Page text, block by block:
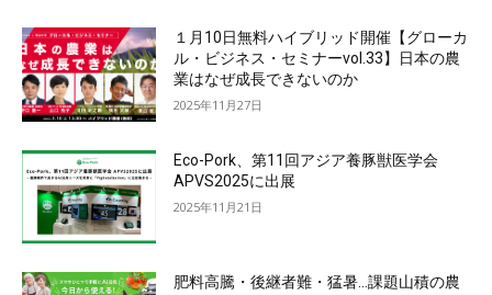
１月10日無料ハイブリッド開催【グローカ
ル・ビジネス・セミナーvol.33】日本の農
業はなぜ成長できないのか
2025年11月27日
Eco-Pork、第11回アジア養豚獣医学会
APVS2025に出展
2025年11月21日
肥料高騰・後継者難・猛暑…課題山積の農